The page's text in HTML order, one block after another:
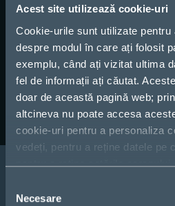
Acest site utilizează cookie-uri
Cookie-urile sunt utilizate
despre modul în care ați folosit
exemplu, când ați vizitat ultima
fel de informații ați căutat.
doar de această pagină web;
altcineva nu poate accesa
cookie-uri pentru a personaliza
vedeți, pentru a reține datele pe
pentru a reține setările
Partajăm informații despre
consimțământului
Necesare
CAUTĂ